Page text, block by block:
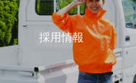
採用情報